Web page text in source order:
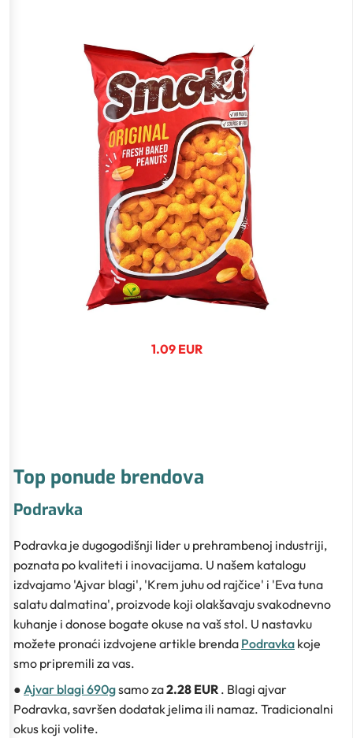
1.09 EUR
Top ponude brendova
Podravka
Podravka je dugogodišnji lider u prehrambenoj industriji,
poznata po kvaliteti i inovacijama. U našem katalogu
izdvajamo 'Ajvar blagi', 'Krem juhu od rajčice' i 'Eva tuna
salatu dalmatina', proizvode koji olakšavaju svakodnevno
kuhanje i donose bogate okuse na vaš stol. U nastavku
možete pronaći izdvojene artikle brenda Podravka koje
smo pripremili za vas.
● Ajvar blagi 690gsamo za2.28 EUR . Blagi ajvar
Podravka, savršen dodatak jelima ili namaz. Tradicionalni
okus koji volite.